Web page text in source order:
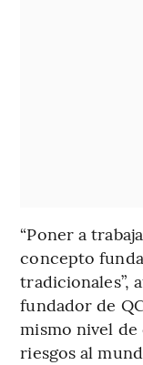
“Poner a
concepto
tradicionales”,
fundador de
mismo nivel de
riesgos al